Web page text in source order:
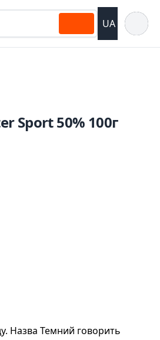
UA
Sport 50% 100г
Назва Темний говорить